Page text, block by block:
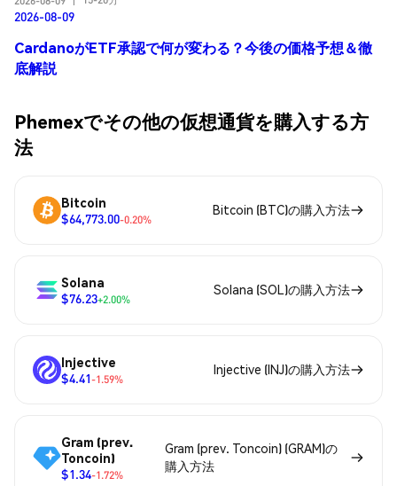
2026-08-09
CardanoがETF承認で何が変わる？今後の価格予想＆徹
底解説
Phemexでその他の仮想通貨を購入する方
法
Bitcoin
$64,773.00-0.20%
Bitcoin (BTC)の購入方法
Solana
$76.23+2.00%
Solana (SOL)の購入方法
Injective
$4.41-1.59%
Injective (INJ)の購入方法
Gram (prev.
Toncoin)
$1.34-1.72%
Gram (prev. Toncoin) (GRAM)の
購入方法